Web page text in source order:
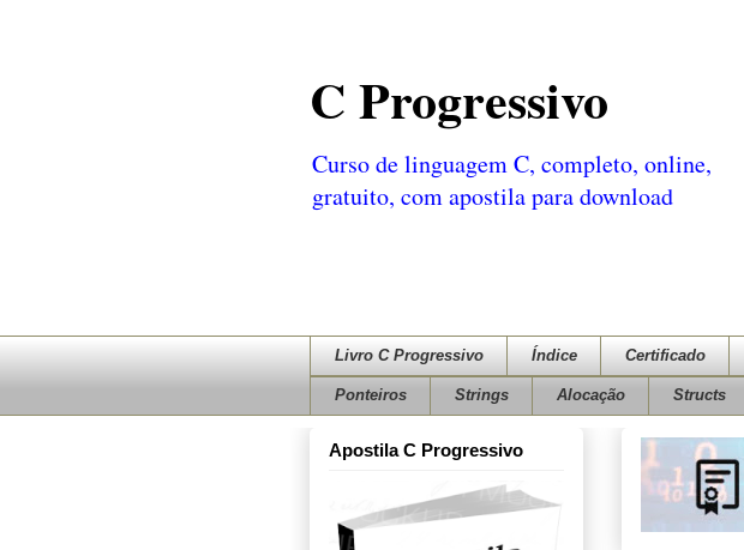
C Progressivo
Curso de linguagem C, completo, online,
gratuito, com apostila para download
Livro C Progressivo Índice Certificado
Ponteiros Strings Alocação Structs
Apostila C Progressivo